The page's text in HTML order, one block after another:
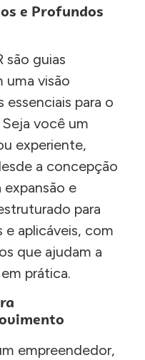
e Profundos
são guias
visão
para o
você um
experiente,
a concepção
e
para
aplicáveis, com
que ajudam a
prática.
empreendedor,